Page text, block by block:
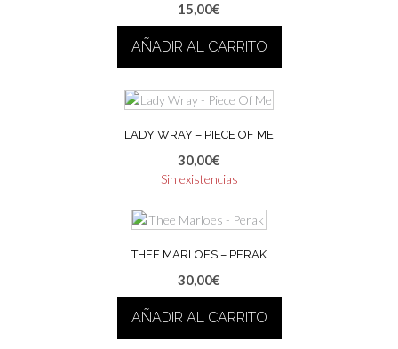
15,00€
AÑADIR AL CARRITO
LADY WRAY – PIECE OF ME
30,00€
Sin existencias
THEE MARLOES – PERAK
30,00€
AÑADIR AL CARRITO